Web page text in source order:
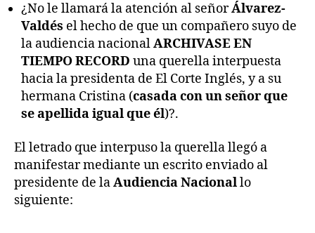
¿No le llamará la atención al señorÁlvarez-
Valdés el hecho de que un compañero suyo de
la audiencia nacionalARCHIVASE EN
TIEMPO RECORD una querella interpuesta
hacia la presidenta de El Corte Inglés, y a su
hermana Cristina (casada con un señor que
se apellida igual que él)?.
El letrado que interpuso la querella llegó a
manifestar mediante un escrito enviado al
presidente de laAudiencia Nacionallo
siguiente: